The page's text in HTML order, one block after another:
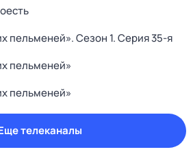
пельменей». Сезон 1. Серия 35-я
пельменей»
пельменей»
телеканалы